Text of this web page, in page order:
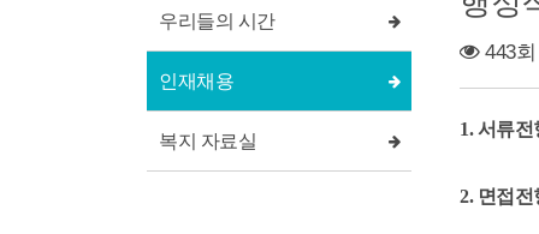
우리들의 시간
인재채용
복지 자료실
443회
1. 서류
2. 면접전